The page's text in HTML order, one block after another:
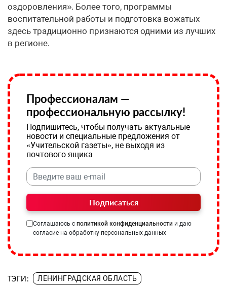
оздоровления». Более того, программы
воспитательной работы и подготовка вожатых
здесь традиционно признаются одними из лучших
в регионе.
Профессионалам —
профессиональную рассылку!
Подпишитесь, чтобы получать актуальные
новости и специальные предложения от
«Учительской газеты», не выходя из
почтового ящика
Подписаться
Соглашаюсь с политикой конфиденциальности и даю
согласие на обработку персональных данных
ТЭГИ: ЛЕНИНГРАДСКАЯ ОБЛАСТЬ